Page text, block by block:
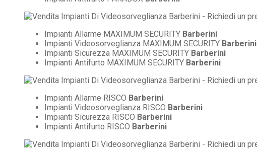
Impianti Allarme MAXIMUM SECURITY Barberini
Impianti Videosorveglianza MAXIMUM SECURITY Barberini
Impianti Sicurezza MAXIMUM SECURITY Barberini
Impianti Antifurto MAXIMUM SECURITY Barberini
Impianti Allarme RISCO Barberini
Impianti Videosorveglianza RISCO Barberini
Impianti Sicurezza RISCO Barberini
Impianti Antifurto RISCO Barberini